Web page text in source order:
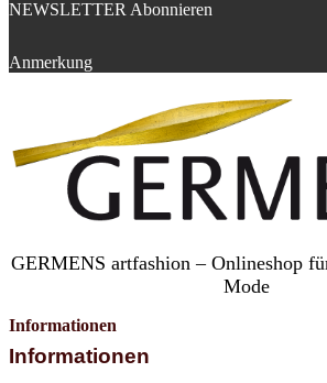
NEWSLETTER Abonnieren
Anmerkung
GERMENS artfashion – Onlineshop
Mode
Informationen
Informationen